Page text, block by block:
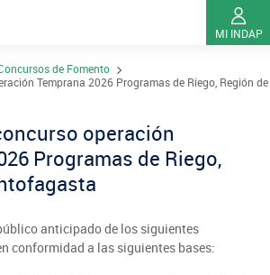
MI INDAP
de Fomento
Temprana 2026 Programas de Riego, Región
operación
Programas de Riego,
anticipado de los siguientes
conformidad a las siguientes bases: